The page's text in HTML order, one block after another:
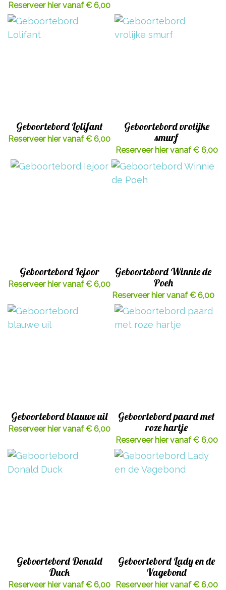
Reserveer hier vanaf € 6,00
Geboortebord Lolifant
Reserveer hier vanaf € 6,00
Geboortebord vrolijke
smurf
Reserveer hier vanaf € 6,00
Geboortebord Iejoor
Reserveer hier vanaf € 6,00
Geboortebord Winnie de
Poeh
Reserveer hier vanaf € 6,00
Geboortebord blauwe uil
Reserveer hier vanaf € 6,00
Geboortebord paard met
roze hartje
Reserveer hier vanaf € 6,00
Geboortebord Donald
Duck
Reserveer hier vanaf € 6,00
Geboortebord Lady en de
Vagebond
Reserveer hier vanaf € 6,00